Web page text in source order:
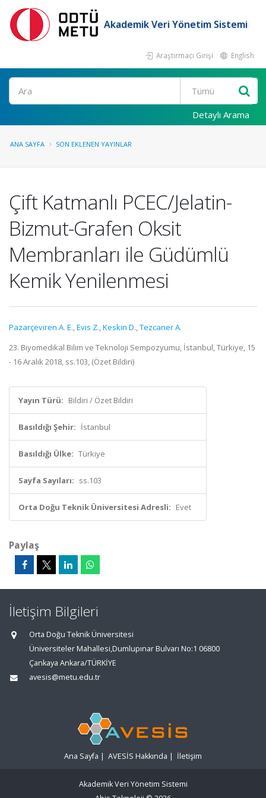
Akademik Veri Yönetim Sistemi
Araştırmacı Girişi English
Ara
Detaylı Arama
ANA SAYFA SON EKLENEN YAYINLAR
Çift Katmanlı PCEC/Jelatin-
Bizmut-Grafen Oksit
Membranları ile Güdümlü
Kemik Yenilenmesi
Pazarçeviren A. E.,Evis Z.,Keskin D.,Tezcaner A.
23. Biyomedikal Bilim ve Teknoloji Sempozyumu, İstanbul, Türkiye, 15
- 16 Aralık 2018, ss.103, (Özet Bildiri)
Yayın Türü: Bildiri / Özet Bildiri
Basıldığı Şehir: İstanbul
Basıldığı Ülke: Türkiye
Sayfa Sayıları: ss.103
Orta Doğu Teknik Üniversitesi Adresli: Evet
Paylaş
İletişim Bilgileri
Orta Doğu Teknik Üniversitesi
Üniversiteler Mahallesi,Dumlupınar Bulvarı No:1 06800
Çankaya Ankara/TÜRKİYE
avesis@metu.edu.tr
Ana Sayfa | AVESİS Hakkında | İletişim
Akademik Veri Yönetim Sistemi